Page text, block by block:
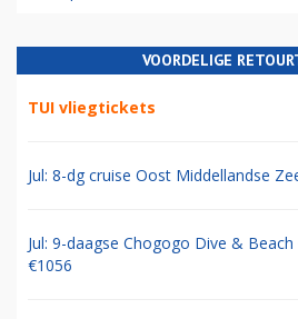
VOORDELIGE
TUI vliegtickets
Jul: 8-dg cruise Oost Middellandse
Jul: 9-daagse Chogogo Dive & Beach
€1056